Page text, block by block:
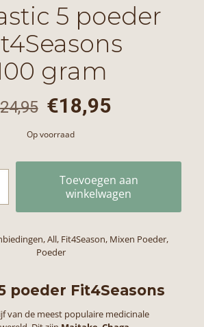
5 poeder
gram
24,95 Oorspronkelijke
prijs
€24,95.
€18,95Huidige
€18,95.
Op voorraad
Toevoegen aan
winkelwagen
,All, Fit4Season, Mixen Poeder,
Poeder
poeder Fit4Seasons
van de meest populaire medicinale